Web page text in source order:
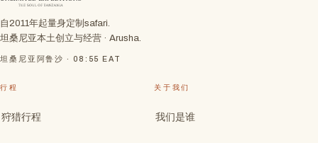
自2011年起量身定制safari.
坦桑尼亚本土创立与经营 · Arusha.
坦桑尼亚阿鲁沙 · 08:55 EAT
行程
狩猎行程
关于我们
我们是谁